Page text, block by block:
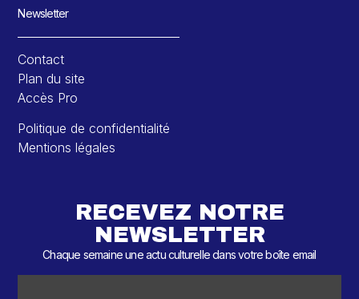
Newsletter
Contact
Plan du site
Accès Pro
Politique de confidentialité
Mentions légales
RECEVEZ NOTRE
NEWSLETTER
Chaque semaine une actu culturelle dans votre boîte email